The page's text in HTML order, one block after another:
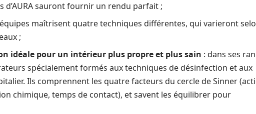
d’AURA sauront fournir un rendu parfait ;
maîtrisent quatre techniques différentes, qui varieront
;
idéale pour un intérieur plus propre et plus sain : dans ses
spécialement formés aux techniques de désinfection et aux
Ils comprennent les quatre facteurs du cercle de Sinner
chimique, temps de contact), et savent les équilibrer pour